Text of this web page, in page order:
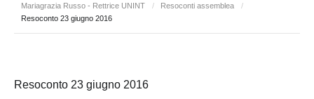
Mariagrazia Russo - Rettrice UNINT / Resoconti assemblea
/
Resoconto 23 giugno 2016
Resoconto 23 giugno 2016